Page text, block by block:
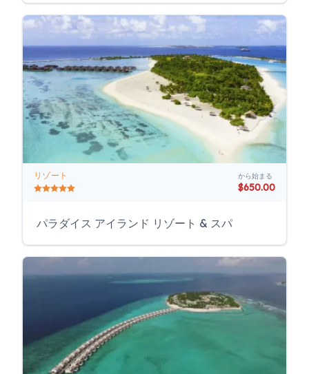
リゾート から始まる
$650.00
パラダイス アイランド リゾート & スパ